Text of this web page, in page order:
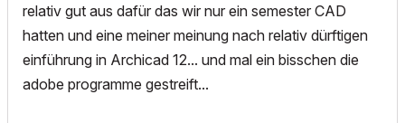
relativ gut aus dafür das wir nur ein semester CAD
hatten und eine meiner meinung nach relativ dürftigen
einführung in Archicad 12... und mal ein bisschen die
adobe programme gestreift...